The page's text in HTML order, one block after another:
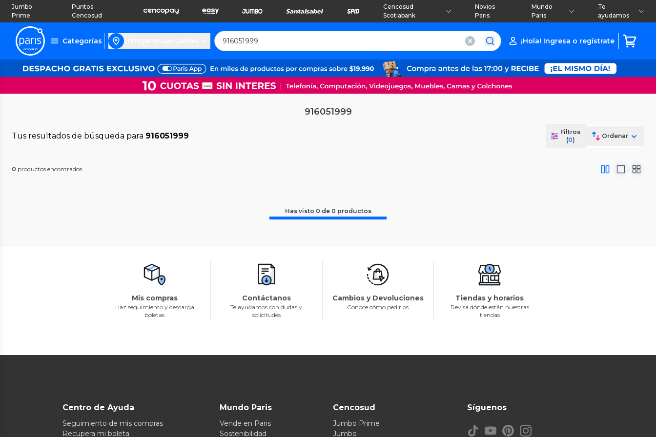
Jumbo
Prime
Puntos
Cencosud
Cencosud
Scotiabank
Novios
Paris
Mundo
Paris
Te
ayudamos
Categorías ¡Hola! Ingresa o regístrate
916051999
Tus resultados de búsqueda para 916051999
Filtros
(0)
Ordenar
0 productos encontrados
Has visto 0 de 0 productos
Mis compras
Haz seguimiento y descarga
boletas
Contáctanos
Te ayudamos con dudas y
solicitudes
Cambios y Devoluciones
Conoce cómo pedirlos
Tiendas y horarios
Revisa dónde están nuestras
tiendas
Centro de Ayuda
Seguimiento de mis compras
Recupera mi boleta
Mundo Paris
Vende en Paris
Sostenibilidad
Cencosud
Jumbo Prime
Jumbo
Síguenos